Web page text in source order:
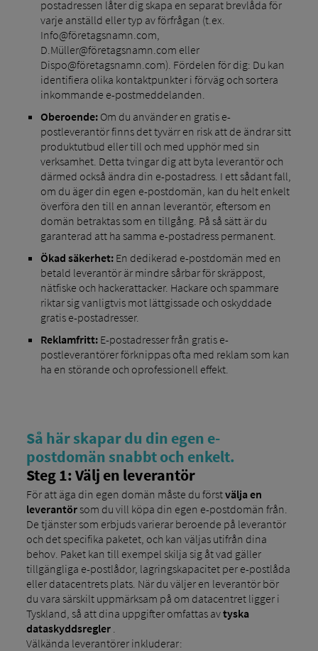
postadressen låter dig skapa en separat brevlåda för
varje anställd eller typ av förfrågan (t.ex.
Info@företagsnamn.com,
D.Müller@företagsnamn.com eller
Dispo@företagsnamn.com). Fördelen för dig: Du kan
identifiera olika kontaktpunkter i förväg och sortera
inkommande e-postmeddelanden.
Oberoende:Om du använder en gratis e-
postleverantör finns det tyvärr en risk att de ändrar sitt
produktutbud eller till och med upphör med sin
verksamhet. Detta tvingar dig att byta leverantör och
därmed också ändra din e-postadress. I ett sådant fall,
om du äger din egen e-postdomän, kan du helt enkelt
överföra den till en annan leverantör, eftersom en
domän betraktas som en tillgång. På så sätt är du
garanterad att ha samma e-postadress permanent.
Ökad säkerhet:En dedikerad e-postdomän med en
betald leverantör är mindre sårbar för skräppost,
nätfiske och hackerattacker. Hackare och spammare
riktar sig vanligtvis mot lättgissade och oskyddade
gratis e-postadresser.
Reklamfritt:E-postadresser från gratis e-
postleverantörer förknippas ofta med reklam som kan
ha en störande och oprofessionell effekt.
Så här skapar du din egen e-
postdomän snabbt och enkelt.
Steg 1: Välj en leverantör
För att äga din egen domän måste du förstvälja en
leverantörsom du vill köpa din egen e-postdomän från.
De tjänster som erbjuds varierar beroende på leverantör
och det specifika paketet, och kan väljas utifrån dina
behov. Paket kan till exempel skilja sig åt vad gäller
tillgängliga e-postlådor, lagringskapacitet per e-postlåda
eller datacentrets plats. När du väljer en leverantör bör
du vara särskilt uppmärksam på om datacentret ligger i
Tyskland, så att dina uppgifter omfattas avtyska
dataskyddsregler.
Välkända leverantörer inkluderar: